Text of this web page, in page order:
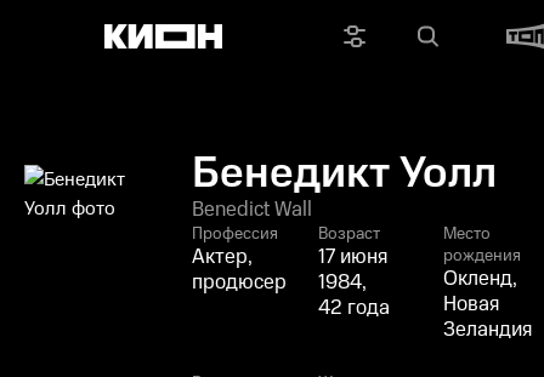
Бенедикт Уолл
Benedict Wall
Профессия
Актер,
продюсер
Возраст
17 июня
1984,
42 года
Место
рождения
Окленд,
Новая
Зеландия